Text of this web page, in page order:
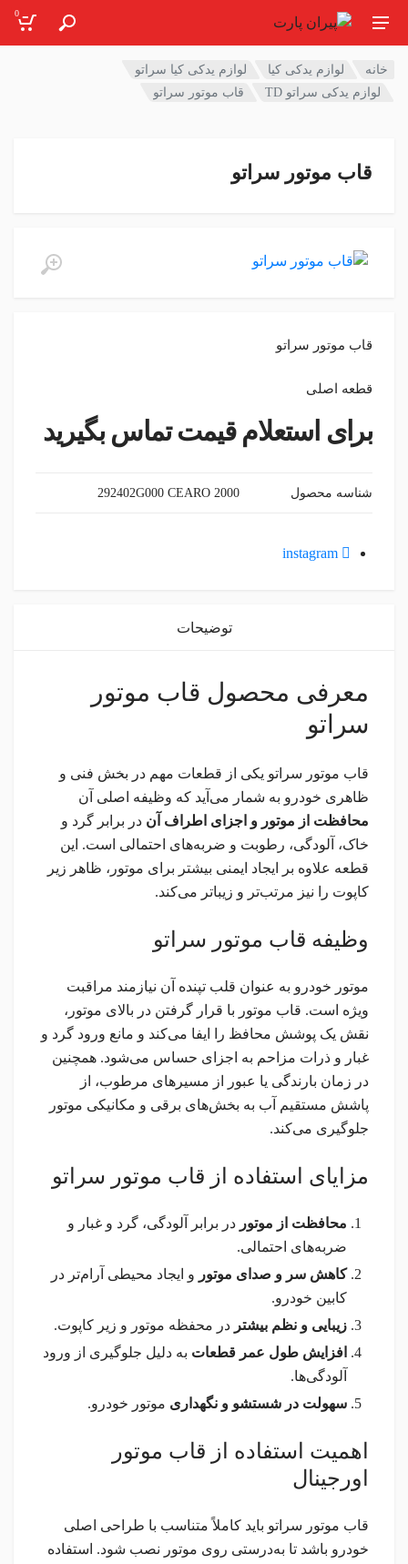
0
خانه لوازم یدکی کیا
لوازم یدکی کیا سراتو
لوازم یدکی سراتو TD
قاب موتور سراتو
قاب موتور سراتو
قاب موتور سراتو
قطعه اصلی
برای استعلام قیمت تماس بگیرید
شناسه محصول 292402G000 CEARO 2000
instagram
توضیحات
معرفی محصول قاب موتور
سراتو
قاب موتور سراتو یکی از قطعات مهم در بخش فنی و
ظاهری خودرو به شمار می‌آید که وظیفه اصلی آن
محافظت از موتور و اجزای اطراف آن در برابر گرد و
خاک، آلودگی، رطوبت و ضربه‌های احتمالی است. این
قطعه علاوه بر ایجاد ایمنی بیشتر برای موتور، ظاهر زیر
کاپوت را نیز مرتب‌تر و زیباتر می‌کند.
وظیفه قاب موتور سراتو
موتور خودرو به عنوان قلب تپنده آن نیازمند مراقبت
ویژه است. قاب موتور با قرار گرفتن در بالای موتور،
نقش یک پوشش محافظ را ایفا می‌کند و مانع ورود گرد و
غبار و ذرات مزاحم به اجزای حساس می‌شود. همچنین
در زمان بارندگی یا عبور از مسیرهای مرطوب، از
پاشش مستقیم آب به بخش‌های برقی و مکانیکی موتور
جلوگیری می‌کند.
مزایای استفاده از قاب موتور سراتو
محافظت از موتور در برابر آلودگی، گرد و غبار و
ضربه‌های احتمالی.
کاهش سر و صدای موتور و ایجاد محیطی آرام‌تر در
کابین خودرو.
زیبایی و نظم بیشتر در محفظه موتور و زیر کاپوت.
افزایش طول عمر قطعات به دلیل جلوگیری از ورود
آلودگی‌ها.
سهولت در شستشو و نگهداری موتور خودرو.
اهمیت استفاده از قاب موتور
اورجینال
قاب موتور سراتو باید کاملاً متناسب با طراحی اصلی
خودرو باشد تا به‌درستی روی موتور نصب شود. استفاده